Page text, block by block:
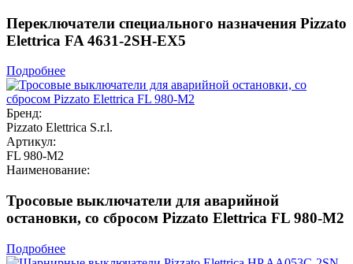
Переключатели специального назначения Pizzato
Elettrica FA 4631-2SH-EX5
Подробнее
Бренд:
Pizzato Elettrica S.r.l.
Артикул:
FL 980-M2
Наименование:
Тросовые выключатели для аварийной
остановки, со сбросом Pizzato Elettrica FL 980-M2
Подробнее